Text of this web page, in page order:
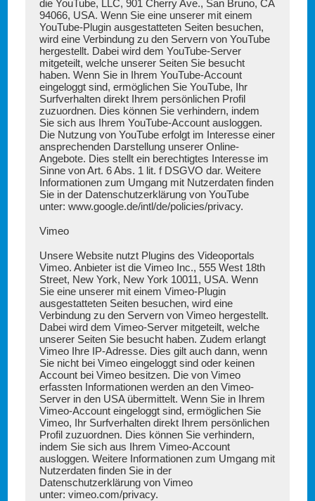
die YouTube, LLC, 901 Cherry Ave., San Bruno, CA
94066, USA. Wenn Sie eine unserer mit einem
YouTube-Plugin ausgestatteten Seiten besuchen,
wird eine Verbindung zu den Servern von YouTube
hergestellt. Dabei wird dem YouTube-Server
mitgeteilt, welche unserer Seiten Sie besucht
haben. Wenn Sie in Ihrem YouTube-Account
eingeloggt sind, ermöglichen Sie YouTube, Ihr
Surfverhalten direkt Ihrem persönlichen Profil
zuzuordnen. Dies können Sie verhindern, indem
Sie sich aus Ihrem YouTube-Account ausloggen.
Die Nutzung von YouTube erfolgt im Interesse einer
ansprechenden Darstellung unserer Online-
Angebote. Dies stellt ein berechtigtes Interesse im
Sinne von Art. 6 Abs. 1 lit. f DSGVO dar. Weitere
Informationen zum Umgang mit Nutzerdaten finden
Sie in der Datenschutzerklärung von YouTube
unter:www.google.de/intl/de/policies/privacy.
Vimeo
Unsere Website nutzt Plugins des Videoportals
Vimeo. Anbieter ist die Vimeo Inc., 555 West 18th
Street, New York, New York 10011, USA. Wenn
Sie eine unserer mit einem Vimeo-Plugin
ausgestatteten Seiten besuchen, wird eine
Verbindung zu den Servern von Vimeo hergestellt.
Dabei wird dem Vimeo-Server mitgeteilt, welche
unserer Seiten Sie besucht haben. Zudem erlangt
Vimeo Ihre IP-Adresse. Dies gilt auch dann, wenn
Sie nicht bei Vimeo eingeloggt sind oder keinen
Account bei Vimeo besitzen. Die von Vimeo
erfassten Informationen werden an den Vimeo-
Server in den USA übermittelt. Wenn Sie in Ihrem
Vimeo-Account eingeloggt sind, ermöglichen Sie
Vimeo, Ihr Surfverhalten direkt Ihrem persönlichen
Profil zuzuordnen. Dies können Sie verhindern,
indem Sie sich aus Ihrem Vimeo-Account
ausloggen. Weitere Informationen zum Umgang mit
Nutzerdaten finden Sie in der
Datenschutzerklärung von Vimeo
unter:vimeo.com/privacy.